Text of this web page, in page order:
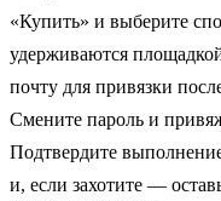
«Купить» и выберите
удерживаются
почту для привязки
Смените пароль и
Подтвердите
и, если захотите —